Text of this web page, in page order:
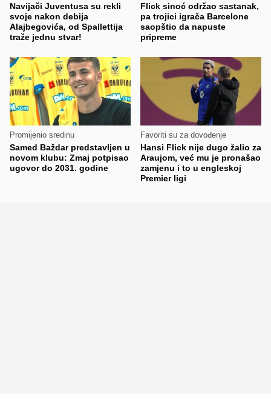
Navijači Juventusa su rekli
svoje nakon debija
Alajbegovića, od Spallettija
traže jednu stvar!
Flick sinoć održao sastanak,
pa trojici igrača Barcelone
saopštio da napuste
pripreme
Promijenio sredinu
Samed Baždar predstavljen u
novom klubu: Zmaj potpisao
ugovor do 2031. godine
Favoriti su za dovođenje
Hansi Flick nije dugo žalio za
Araujom, već mu je pronašao
zamjenu i to u engleskoj
Premier ligi